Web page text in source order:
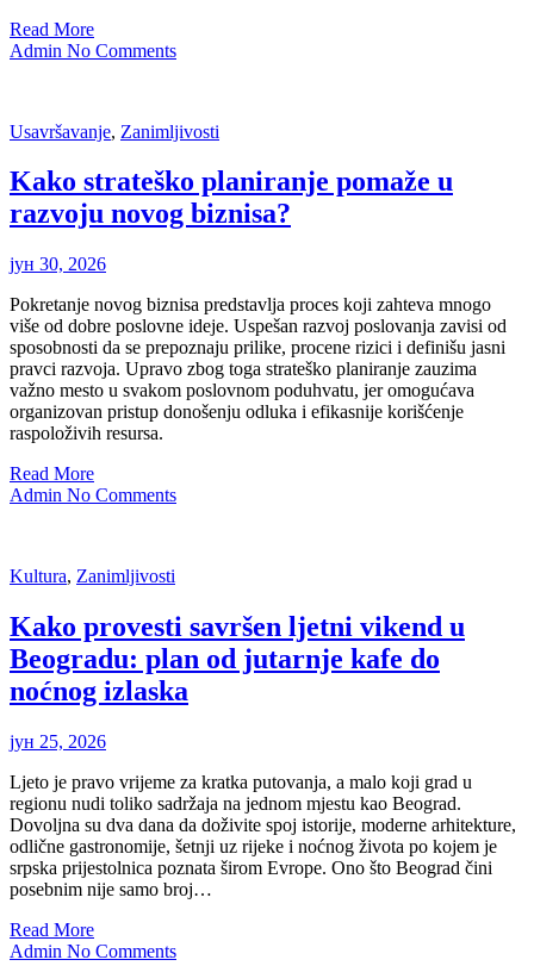
Read More
Admin No Comments
Usavršavanje, Zanimljivosti
Kako strateško planiranje pomaže u
razvoju novog biznisa?
јун 30, 2026
Pokretanje novog biznisa predstavlja proces koji zahteva mnogo
više od dobre poslovne ideje. Uspešan razvoj poslovanja zavisi od
sposobnosti da se prepoznaju prilike, procene rizici i definišu jasni
pravci razvoja. Upravo zbog toga strateško planiranje zauzima
važno mesto u svakom poslovnom poduhvatu, jer omogućava
organizovan pristup donošenju odluka i efikasnije korišćenje
raspoloživih resursa.
Read More
Admin No Comments
Kultura, Zanimljivosti
Kako provesti savršen ljetni vikend u
Beogradu: plan od jutarnje kafe do
noćnog izlaska
јун 25, 2026
Ljeto je pravo vrijeme za kratka putovanja, a malo koji grad u
regionu nudi toliko sadržaja na jednom mjestu kao Beograd.
Dovoljna su dva dana da doživite spoj istorije, moderne arhitekture,
odlične gastronomije, šetnji uz rijeke i noćnog života po kojem je
srpska prijestolnica poznata širom Evrope. Ono što Beograd čini
posebnim nije samo broj…
Read More
Admin No Comments